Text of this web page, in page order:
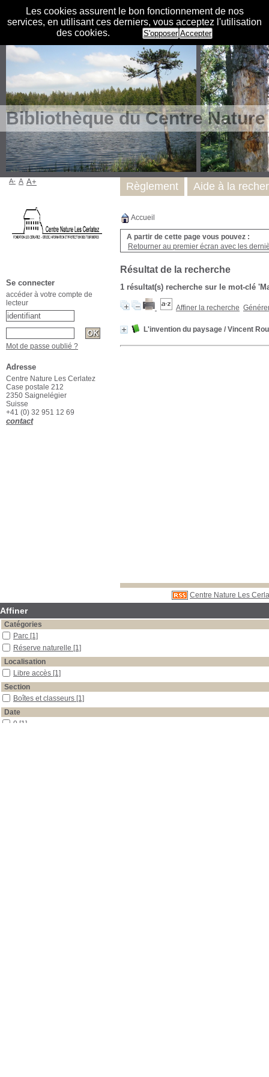
Les cookies assurent le bon fonctionnement de nos
services, en utilisant ces derniers, vous acceptez l'utilisation
des cookies.
S'opposer Accepter
Bibliothèque du Centre
Accueil
A partir de cette page vous pouvez :
Retourner au premier écran avec les
Résultat de la recherche
1 résultat(s) recherche sur le mot-clé
Affiner la recherche
L'invention du paysage / Vincent
Centre Nature Les
Règlement Aide à la
A- A A+
Se connecter
accéder à votre compte de
lecteur
Mot de passe oublié ?
Adresse
Centre Nature Les Cerlatez
Case postale 212
2350 Saignelégier
Suisse
+41 (0) 32 951 12 69
contact
Affiner
Catégories
Parc [1]
Réserve naturelle [1]
Localisation
Libre accès [1]
Section
Boîtes et classeurs [1]
Date
0 [1]